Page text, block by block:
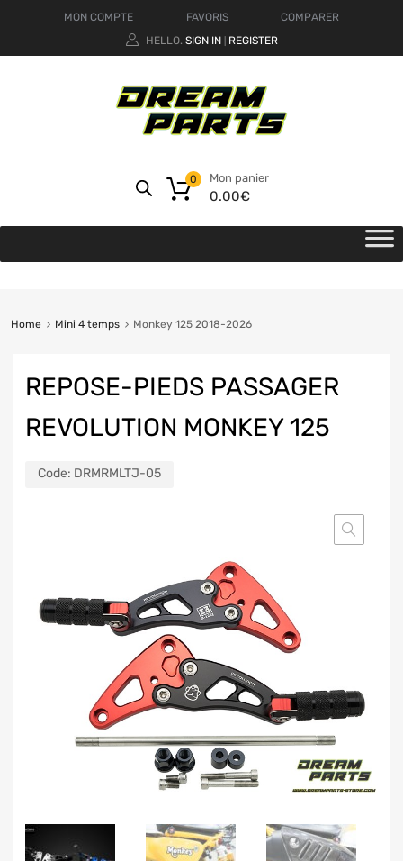
MON COMPTE FAVORIS
COMPARER
HELLO. SIGN IN REGISTER
Mon panier
0.00€
0
Home Mini 4 temps Monkey 125 2018-2026
REPOSE-PIEDS PASSAGER
REVOLUTION MONKEY 125
Code: DRMRMLTJ-05